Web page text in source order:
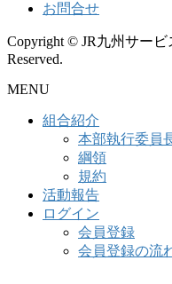
お問合せ
Copyright © JR九州サー
Reserved.
MENU
組合紹介
本部執行委員
綱領
規約
活動報告
ログイン
会員登録
会員登録の流